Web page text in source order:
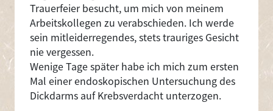
Trauerfeier besucht, um mich von meinem
Arbeitskollegen zu verabschieden. Ich werde
sein mitleiderregendes, stets trauriges Gesicht
nie vergessen.
Wenige Tage später habe ich mich zum ersten
Mal einer endoskopischen Untersuchung des
Dickdarms auf Krebsverdacht unterzogen.